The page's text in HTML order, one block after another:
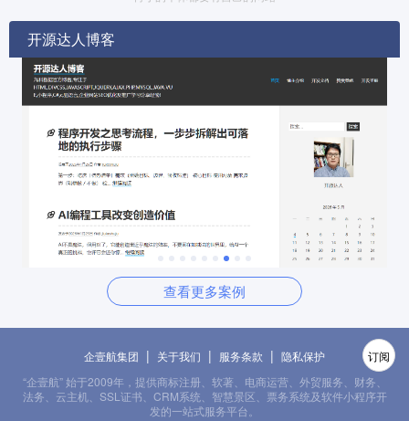
开源达人博客
查看更多案例
企壹航集团 | 关于我们 | 服务条款 | 隐私保护
“企壹航” 始于2009年，提供商标注册、软著、电商运营、外贸服务、财务、
法务、云主机、SSL证书、CRM系统、智慧景区、票务系统及软件小程序开
发的一站式服务平台。
订阅